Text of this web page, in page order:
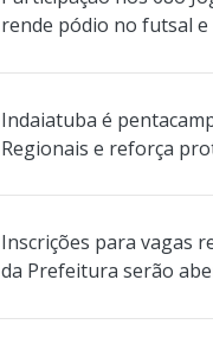
Participação nos 68o
Indaiatuba é
Inscrições para vagas